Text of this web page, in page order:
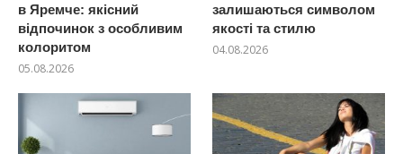
в Яремче: якісний
відпочинок з особливим
колоритом
05.08.2026
залишаються символом
якості та стилю
04.08.2026